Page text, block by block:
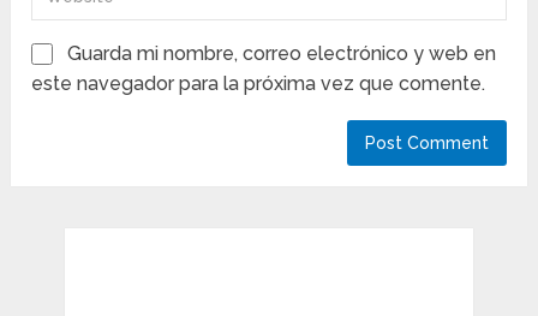
Guarda mi nombre, correo electrónico y web en
este navegador para la próxima vez que comente.